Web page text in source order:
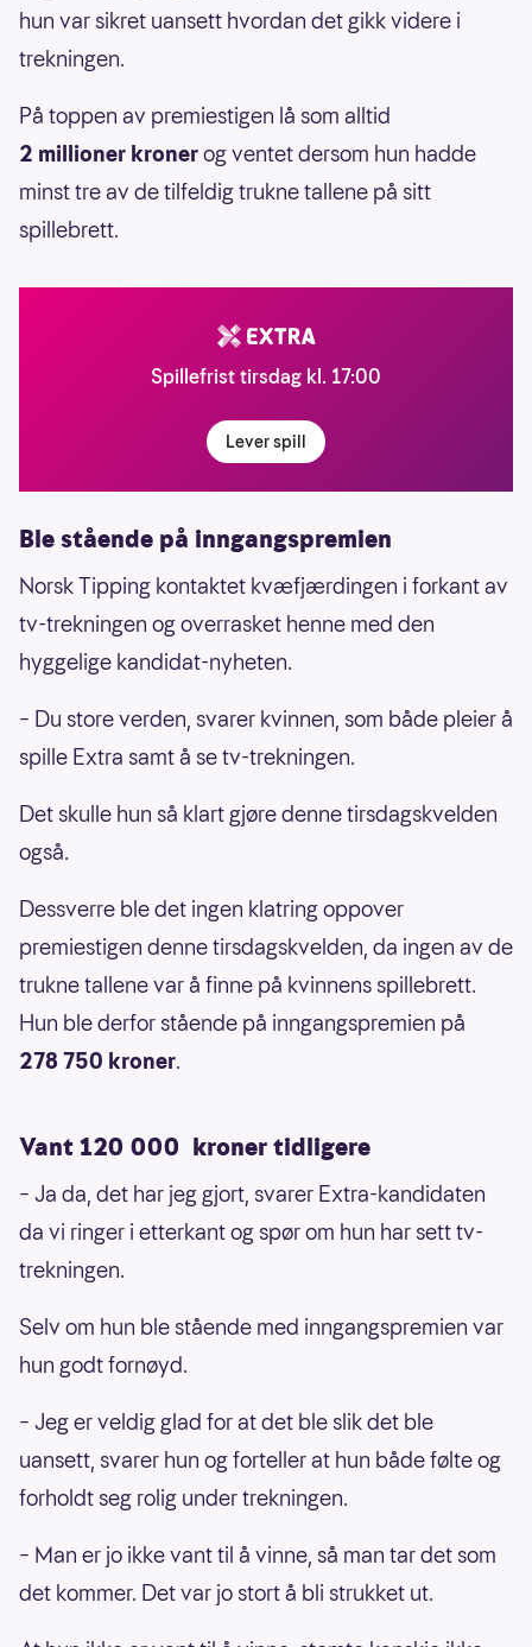
hun var sikret uansett hvordan det gikk videre i
trekningen.
På toppen av premiestigen lå som alltid
2 millioner kronerog ventet dersom hun hadde
minst tre av de tilfeldig trukne tallene på sitt
spillebrett.
Spillefrist tirsdag kl. 17:00
Lever spill
Ble stående på inngangspremien
Norsk Tipping kontaktet kvæfjærdingen i forkant av
tv-trekningen og overrasket henne med den
hyggelige kandidat-nyheten.
– Du store verden, svarer kvinnen, som både pleier å
spille Extra samt å se tv-trekningen.
Det skulle hun så klart gjøre denne tirsdagskvelden
også.
Dessverre ble det ingen klatring oppover
premiestigen denne tirsdagskvelden, da ingen av de
trukne tallene var å finne på kvinnens spillebrett.
Hun ble derfor stående på inngangspremien på
278 750 kroner.
Vant 120 000 kroner tidligere
– Ja da, det har jeg gjort, svarer Extra-kandidaten
da vi ringer i etterkant og spør om hun har sett tv-
trekningen.
Selv om hun ble stående med inngangspremien var
hun godt fornøyd.
– Jeg er veldig glad for at det ble slik det ble
uansett, svarer hun og forteller at hun både følte og
forholdt seg rolig under trekningen.
– Man er jo ikke vant til å vinne, så man tar det som
det kommer. Det var jo stort å bli strukket ut.